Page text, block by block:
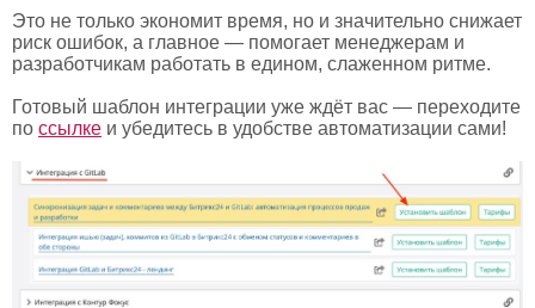
Это не только экономит время, но и значительно снижает
риск ошибок, а главное — помогает менеджерам и
разработчикам работать в едином, слаженном ритме.
Готовый шаблон интеграции уже ждёт вас — переходите
по ссылке и убедитесь в удобстве автоматизации сами!